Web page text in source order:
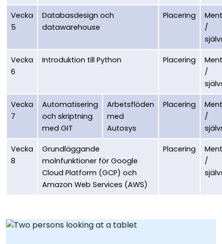
Vecka
5
Databasdesign och
datawarehouse
Placering
/
Vecka
6
Introduktion till Python Placering
/
Vecka
7
Automatisering
och skriptning
med GIT
Arbetsflöden
med
Autosys
Placering
/
Vecka
8
Grundläggande
molnfunktioner för Google
Cloud Platform (GCP) och
Amazon Web Services (AWS)
Placering
/